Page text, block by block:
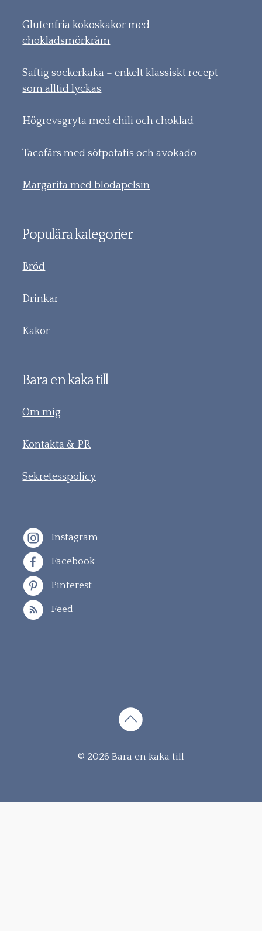
Glutenfria kokoskakor med
chokladsmörkräm
Saftig sockerkaka – enkelt klassiskt recept
som alltid lyckas
Högrevsgryta med chili och choklad
Tacofärs med sötpotatis och avokado
Margarita med blodapelsin
Populära kategorier
Bröd
Drinkar
Kakor
Bara en kaka till
Om mig
Kontakta & PR
Sekretesspolicy
Instagram
Facebook
Pinterest
Feed
innehåll
© 2026 Bara en kaka till